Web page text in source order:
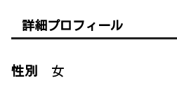
詳細プロフィール
性別 女